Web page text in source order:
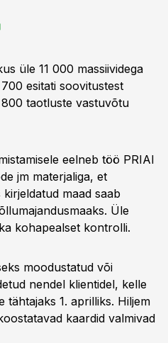
üle 11 000 massiividega
esitati soovitustest
taotluste vastuvõtu
eelneb töö PRIAl
jm materjaliga, et
maad saab
Üle
kohapealset kontrolli.
moodustatud või
nendel klientidel, kelle
tähtajaks 1. aprilliks. Hiljem
kaardid valmivad